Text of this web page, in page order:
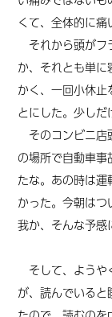
くて、全体的に痛
それから頭がフ
か、それとも単
かく、一回小休
とにした。少しだ
そのコンビニ店
の場所で自動車
たな。あの時は
かった。今朝は
我か、そんな予感
そして、ようや
が、読んでいる